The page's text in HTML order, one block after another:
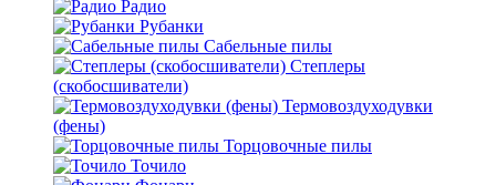
Радио
Рубанки
Сабельные пилы
Степлеры
(скобосшиватели)
Термовоздуходувки
(фены)
Торцовочные пилы
Точило